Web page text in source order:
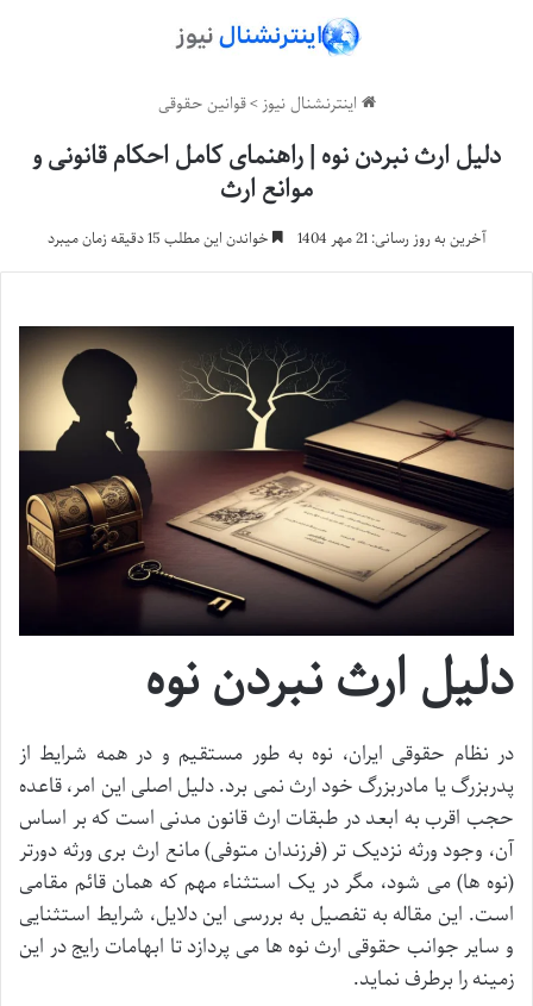
اینترنشنال نیوز>قوانین حقوقی
دلیل ارث نبردن نوه | راهنمای کامل احکام قانونی و
موانع ارث
آخرین به روز رسانی: 21 مهر 1404 خواندن این مطلب 15 دقیقه زمان میبرد
دلیل ارث نبردن نوه
در نظام حقوقی ایران، نوه به طور مستقیم و در همه شرایط از
پدربزرگ یا مادربزرگ خود ارث نمی برد. دلیل اصلی این امر، قاعده
حجب اقرب به ابعد در طبقات ارث قانون مدنی است که بر اساس
آن، وجود ورثه نزدیک تر (فرزندان متوفی) مانع ارث بری ورثه دورتر
(نوه ها) می شود، مگر در یک استثناء مهم که همان قائم مقامی
است. این مقاله به تفصیل به بررسی این دلایل، شرایط استثنایی
و سایر جوانب حقوقی ارث نوه ها می پردازد تا ابهامات رایج در این
زمینه را برطرف نماید.